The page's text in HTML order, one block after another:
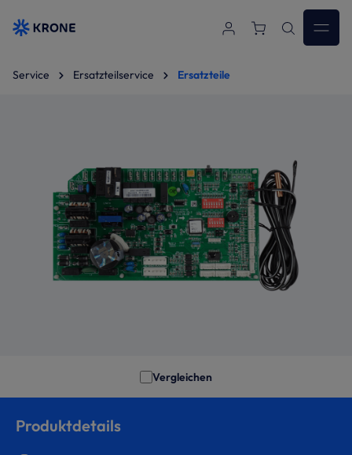
Zum Hauptinhalt springen
Service Ersatzteilservice Ersatzteile
Vergleichen
Produktdetails